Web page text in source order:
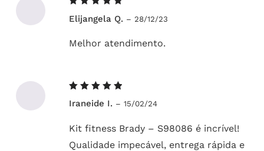
5de 5
Elijangela Q. – 28/12/23
Melhor atendimento.
5de 5
Iraneide I. – 15/02/24
Kit fitness Brady – S98086 é incrível!
Qualidade impecável, entrega rápida e